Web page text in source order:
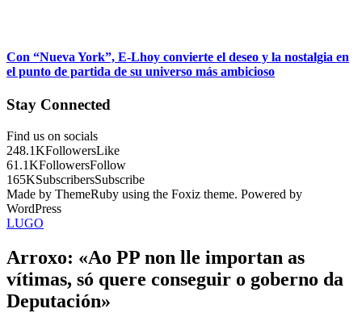
Con “Nueva York”, E-Lhoy convierte el deseo y la nostalgia en
el punto de partida de su universo más ambicioso
Stay Connected
Find us on socials
248.1KFollowersLike
61.1KFollowersFollow
165KSubscribersSubscribe
Made by ThemeRuby using the Foxiz theme. Powered by
WordPress
LUGO
Arroxo: «Ao PP non lle importan as
vítimas, só quere conseguir o goberno da
Deputación»